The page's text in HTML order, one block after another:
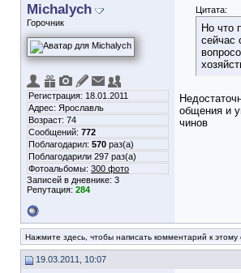
Michalych
Горочник
Регистрация: 18.01.2011
Адрес: Ярославль
Возраст: 74
Сообщений: 772
Поблагодарил: 570 раз(а)
Поблагодарили 297 раз(а)
Фотоальбомы: 300 фото
Записей в дневнике: 3
Репутация: 284
Цитата:
Но что
сейчас
общения и
чинов
Нажмите здесь, чтобы написать комментарий к
19.03.2011, 10:07